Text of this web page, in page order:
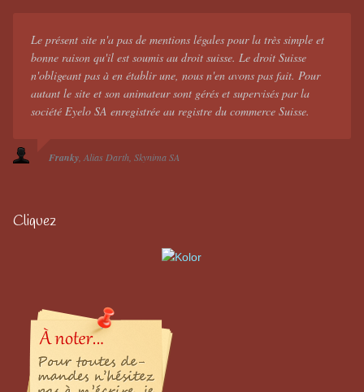
Le présent site n'a pas de mentions légales pour la très simple et
bonne raison qu'il est soumis au droit suisse. Le droit Suisse
n'obligeant pas à en établir une, nous n'en avons pas fait. Pour
autant le site et son animateur sont gérés et supervisés par la
société Eyelo SA enregistrée au registre du commerce Suisse.
Franky Alias Darth Skynima SA
Cliquez